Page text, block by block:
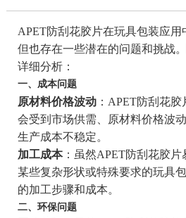
APET防刮花胶片在玩具包装应用
但也存在一些潜在的问题和挑战
详细分析：
一、成本问题
原材料价格波动：APET防刮花胶
会受到市场供需、原材料价格波
生产成本不稳定。
加工成本：虽然APET防刮花胶
某些复杂形状或特殊要求的玩具
的加工步骤和成本。
二、环保问题